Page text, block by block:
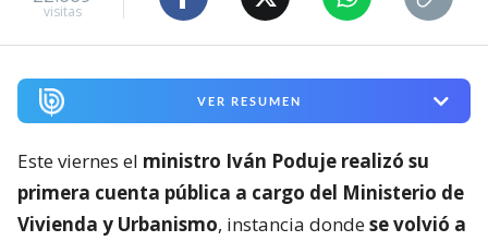
visitas
VER RESUMEN
Este viernes el ministro Iván Poduje realizó su
primera cuenta pública a cargo del Ministerio de
Vivienda y Urbanismo, instancia dondese volvió a